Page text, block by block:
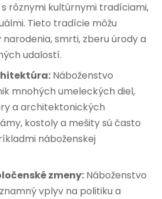
rôznymi kultúrnymi tradíciami,
Tieto tradície môžu
smrti, zberu úrody a
udalostí.
Náboženstvo
mnohých umeleckých diel,
a architektonických
kostoly a mešity sú často
náboženskej
zmeny: Náboženstvo
vplyv na politiku a